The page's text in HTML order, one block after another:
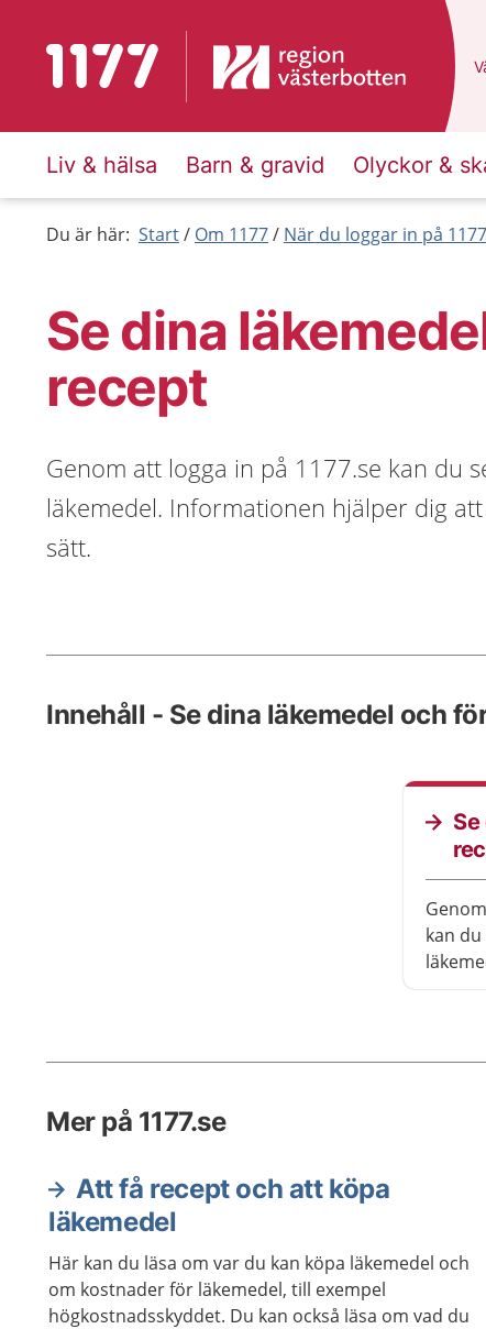
Till startsidan för 1177
Liv & hälsa Barn & gravid Olyckor &
Du är här: Start Om 1177 När du loggar in på 1177
Se dina
recept
Genom att logga in på 1177.se kan du
läkemedel. Informationen hjälper dig
sätt.
Innehåll - Se dina läkemedel och
kan
Mer på 1177.se
Att få recept och att köpa
läkemedel
Här kan du läsa om var du kan köpa läkemedel och
om kostnader för läkemedel, till exempel
högkostnadsskyddet. Du kan också läsa om vad du